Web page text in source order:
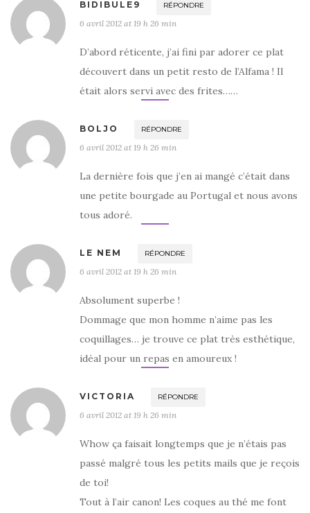
BIDIBULE9 RÉPONDRE
6 avril 2012 at 19 h 26 min
D’abord réticente, j’ai fini par adorer ce plat
découvert dans un petit resto de l’Alfama ! Il
était alors servi avec des frites……
BOLJO RÉPONDRE
6 avril 2012 at 19 h 26 min
La dernière fois que j’en ai mangé c’était dans
une petite bourgade au Portugal et nous avons
tous adoré.
LE NEM RÉPONDRE
6 avril 2012 at 19 h 26 min
Absolument superbe !
Dommage que mon homme n’aime pas les
coquillages… je trouve ce plat très esthétique,
idéal pour un repas en amoureux !
VICTORIA RÉPONDRE
6 avril 2012 at 19 h 26 min
Whow ça faisait longtemps que je n’étais pas
passé malgré tous les petits mails que je reçois
de toi!
Tout à l’air canon! Les coques au thé me font